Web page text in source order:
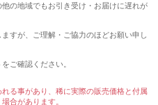
の地域でもお引き受け・お届けに遅れが
すが、ご理解・ご協力のほどお願い申し
ご確認ください。
る事があり、稀に実際の販売価格と付属
合があります。